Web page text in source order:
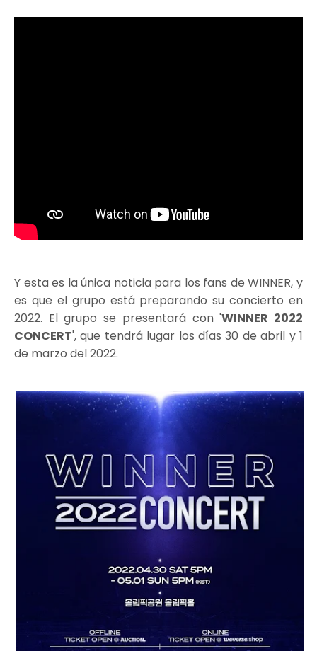
Y esta es la única noticia para los fans de WINNER, y
es que el grupo está preparando su concierto en
2022. El grupo se presentará con 'WINNER 2022
CONCERT', que tendrá lugar los días 30 de abril y 1
de marzo del 2022.